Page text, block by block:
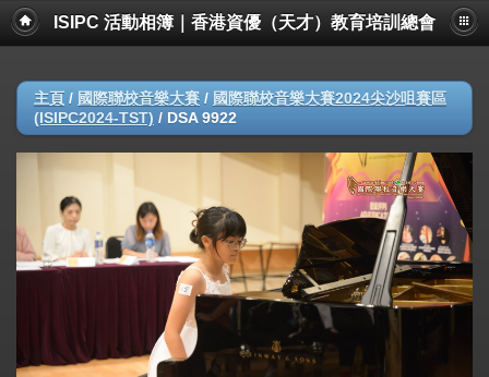
ISIPC 活動相簿｜香港資優（天才）教育培訓總會
主頁 / 國際聯校音樂大賽 / 國際聯校音樂大賽2024尖沙咀賽區
(ISIPC2024-TST) / DSA 9922